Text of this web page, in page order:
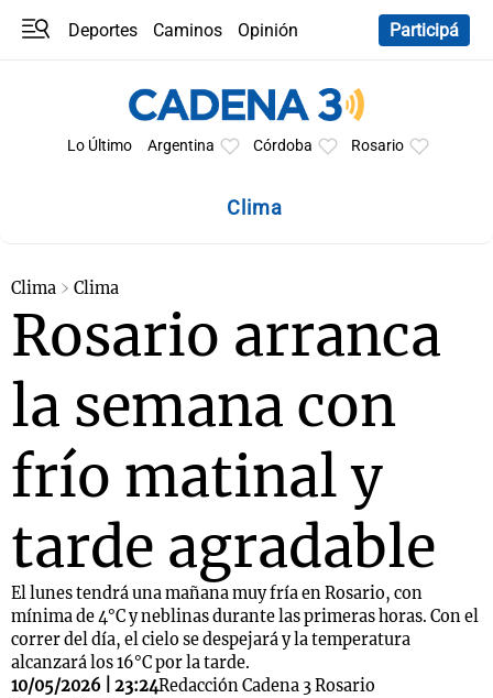
Deportes Caminos
Opinión
Participá
Lo Último Argentina Córdoba Rosario
Clima
Clima Clima
Rosario arranca
la semana con
frío matinal y
tarde agradable
El lunes tendrá una mañana muy fría en Rosario, con
mínima de 4°C y neblinas durante las primeras horas. Con el
correr del día, el cielo se despejará y la temperatura
alcanzará los 16°C por la tarde.
10/05/2026 | 23:24Redacción Cadena 3 Rosario